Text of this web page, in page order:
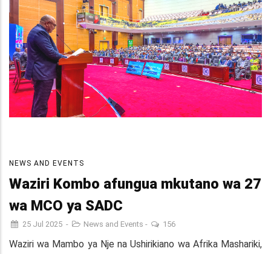
NEWS AND EVENTS
Waziri Kombo afungua mkutano wa 27
wa MCO ya SADC
25 Jul 2025 - News and Events - 156
Waziri wa Mambo ya Nje na Ushirikiano wa Afrika Mashariki,